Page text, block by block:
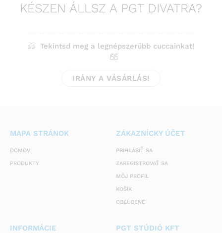
KÉSZEN ÁLLSZ A PGT DIVATRA?
Tekintsd meg a legnépszerűbb cuccainkat!
IRÁNY A VÁSÁRLÁS!
MAPA STRÁNOK
DOMOV
PRODUKTY
ZÁKAZNÍCKY ÚČET
PRIHLÁSIŤ SA
ZAREGISTROVAŤ SA
MÔJ PROFIL
KOŠÍK
OBĽÚBENÉ
INFORMÁCIE PGT STÚDIÓ KFT